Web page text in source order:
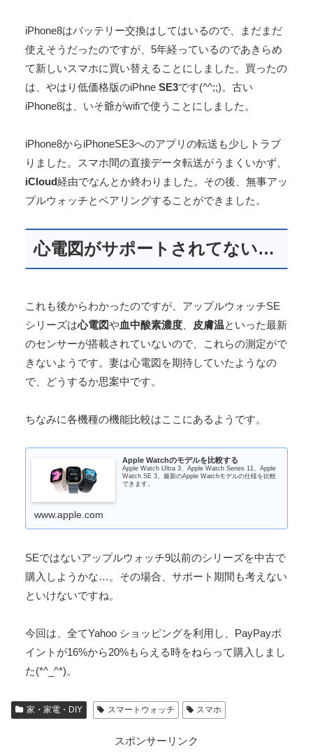
iPhone8はバッテリー交換はしてはいるので、まだまだ
使えそうだったのですが、5年経っているのであきらめ
て新しいスマホに買い替えることにしました。買ったの
は、やはり低価格版のiPhne SE3です(^^;;)。古い
iPhone8は、いそ爺がwifiで使うことにしました。
iPhone8からiPhoneSE3へのアプリの転送も少しトラブ
りました。スマホ間の直接データ転送がうまくいかず、
iCloud経由でなんとか終わりました。その後、無事アッ
プルウォッチとペアリングすることができました。
心電図がサポートされてない…
これも後からわかったのですが、アップルウォッチSE
シリーズは心電図や血中酸素濃度 皮膚温といった最新
のセンサーが搭載されていないので、これらの測定がで
きないようです。妻は心電図を期待していたようなの
で、どうするか思案中です。
ちなみに各機種の機能比較はここにあるようです。
Apple Watchのモデルを比較する
Apple Watch Ultra 3、Apple Watch Series 11、Apple
Watch SE 3。最新のApple Watchモデルの仕様を比較
できます。
www.apple.com
SEではないアップルウォッチ9以前のシリーズを中古で
購入しようかな…。その場合、サポート期間も考えない
といけないですね。
今回は、全てYahoo ショッピングを利用し、PayPayポ
イントが16%から20%もらえる時をねらって購入しまし
た(*^_^*)。
家・家電・DIY スマートウォッチ スマホ
スポンサーリンク